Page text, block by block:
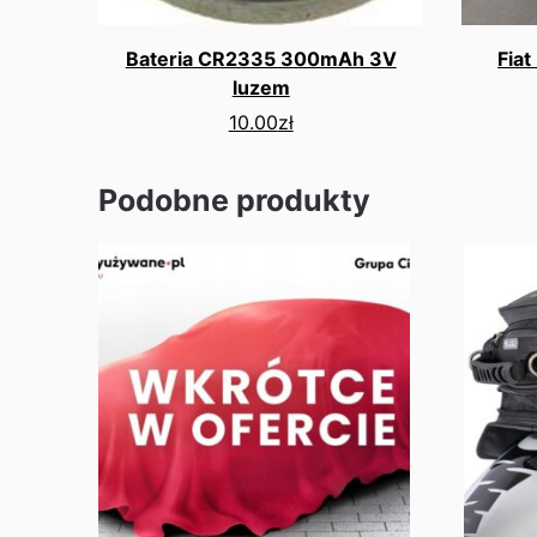
Bateria CR2335 300mAh 3V
luzem
10.00zł
Podobne produkty